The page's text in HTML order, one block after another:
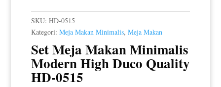
SKU: HD-0515
Kategori: Meja Makan Minimalis, Meja Makan
Set Meja Makan Minimalis
Modern High Duco Quality
HD-0515